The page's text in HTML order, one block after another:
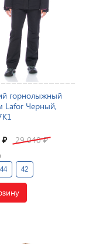
горнолыжный
Lafor Черный,
₽ 29 040₽
44 42